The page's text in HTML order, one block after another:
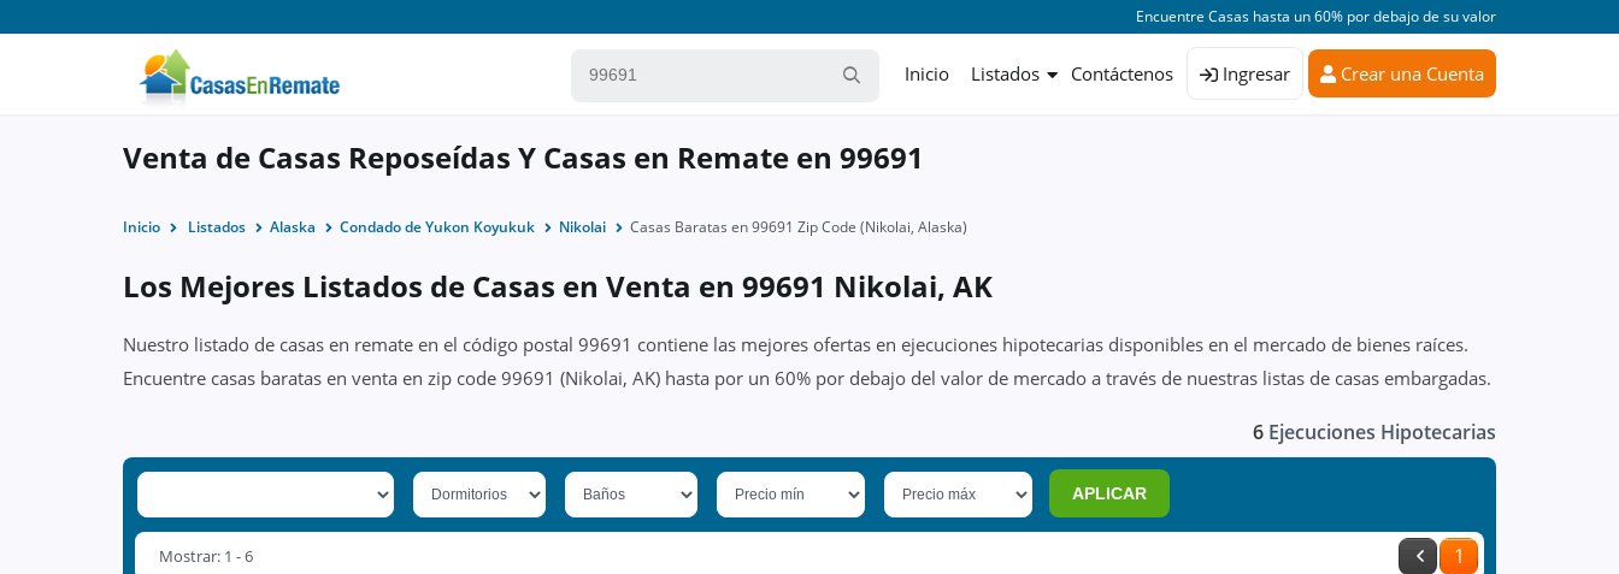
Encuentre Casas hasta un 60% por debajo de su valor
Inicio Listados Contáctenos Ingresar Crear una Cuenta
Venta de Casas Reposeídas Y Casas en Remate en 99691
Inicio Listados Alaska Condado de Yukon Koyukuk Nikolai Casas Baratas en 99691 Zip Code (Nikolai, Alaska)
Los Mejores Listados de Casas en Venta en 99691 Nikolai, AK
Nuestro listado de casas en remate en el código postal 99691 contiene las mejores ofertas en ejecuciones hipotecarias disponibles en el mercado de bienes raíces.
Encuentre casas baratas en venta en zip code 99691 (Nikolai, AK) hasta por un 60% por debajo del valor de mercado a través de nuestras listas de casas embargadas.
6 Ejecuciones Hipotecarias
APLICAR
1
Mostrar: 1 - 6